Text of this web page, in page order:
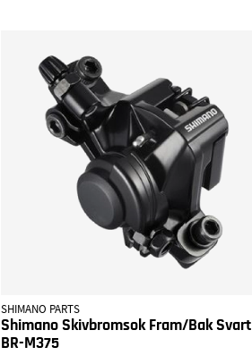
SHIMANO PARTS
Shimano Skivbromsok Fram/Bak Svart
BR-M375